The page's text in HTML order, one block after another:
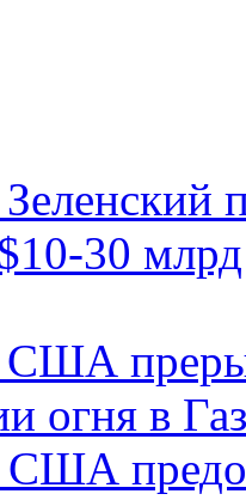
Зеленский
30
США
огня в
США